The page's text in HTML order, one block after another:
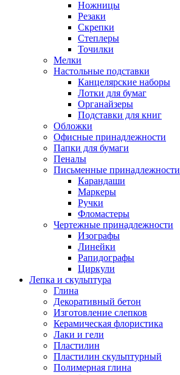
Ножницы
Резаки
Скрепки
Степлеры
Точилки
Мелки
Настольные подставки
Канцелярские наборы
Лотки для бумаг
Органайзеры
Подставки для книг
Обложки
Офисные принадлежности
Папки для бумаги
Пеналы
Письменные принадлежности
Карандаши
Маркеры
Ручки
Фломастеры
Чертежные принадлежности
Изографы
Линейки
Рапидографы
Циркули
Лепка и скульптура
Глина
Декоративный бетон
Изготовление слепков
Керамическая флористика
Лаки и гели
Пластилин
Пластилин скульптурный
Полимерная глина